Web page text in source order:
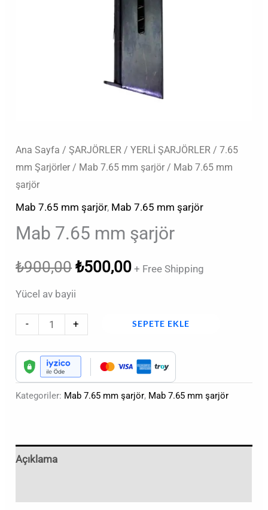
Ana Sayfa /ŞARJÖRLER /YERLİ ŞARJÖRLER /7.65
mm Şarjörler / Mab 7.65 mm şarjör / Mab 7.65 mm
şarjör
Mab 7.65 mm şarjör, Mab 7.65 mm şarjör
Mab 7.65 mm şarjör
₺900,00 ₺500,00 + Free Shipping
Yücel av bayii
- + SEPETE EKLE
Kategoriler: Mab 7.65 mm şarjör, Mab 7.65 mm şarjör
Açıklama